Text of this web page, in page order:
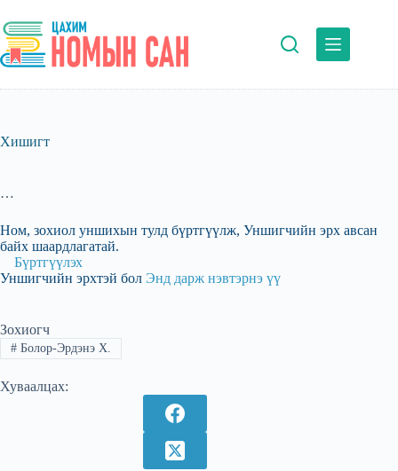
to
content
Хишигт
…
Ном, зохиол уншихын тулд бүртгүүлж, Уншигчийн эрх авсан
байх шаардлагатай.
Бүртгүүлэх
Уншигчийн эрхтэй бол Энд дарж нэвтэрнэ үү
Зохиогч
#Болор-Эрдэнэ Х.
Хуваалцах: